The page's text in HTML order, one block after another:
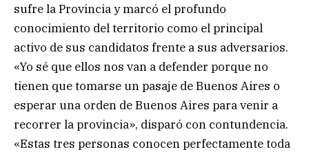
sufre la Provincia y marcó el profundo
conocimiento del territorio como el principal
activo de sus candidatos frente a sus adversarios.
«Yo sé que ellos nos van a defender porque no
tienen que tomarse un pasaje de Buenos Aires o
esperar una orden de Buenos Aires para venir a
recorrer la provincia», disparó con contundencia.
«Estas tres personas conocen perfectamente toda